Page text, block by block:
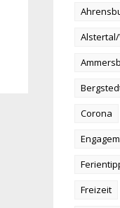
Corona
Freizeit